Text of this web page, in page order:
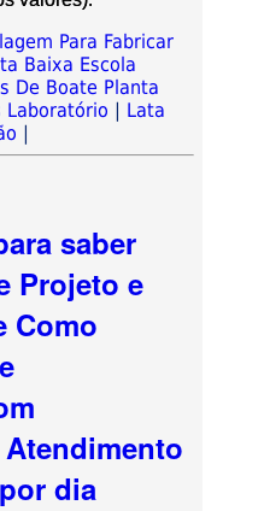
Para Fabricar
Baixa Escola
De Boate Planta
Laboratório
Lata
saber
Projeto e
Como
dia